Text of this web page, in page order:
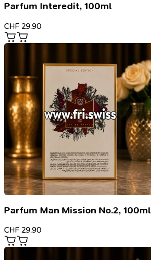
Parfum Interedit, 100ml
CHF 29.90
Parfum Man Mission No.2, 100ml
CHF 29.90